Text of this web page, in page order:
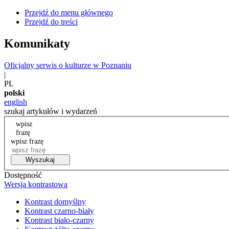
Przejdź do menu głównego
Przejdź do treści
Komunikaty
Oficjalny serwis o kulturze w Poznaniu
|
PL
polski
english
szukaj artykułów i wydarzeń
wpisz
frazę
wpisz frazę
Wyszukaj
Dostępność
Wersja kontrastowa
Kontrast domyślny
Kontrast czarno-biały
Kontrast biało-czarny